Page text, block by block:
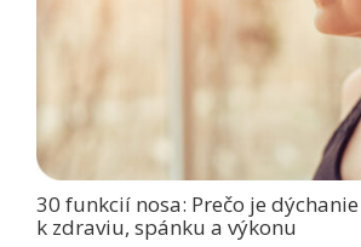
30 funkcií nosa: Prečo je
k zdraviu, spánku a výkonu